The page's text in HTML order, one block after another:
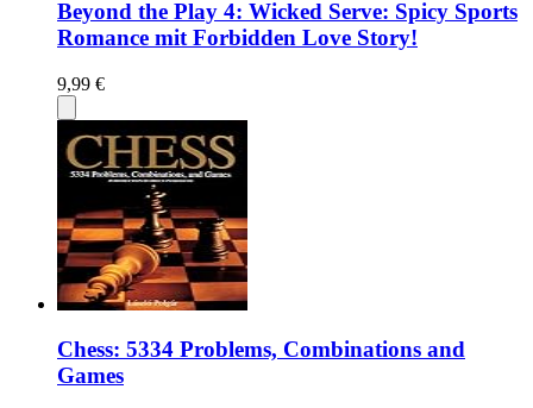
Beyond the Play 4: Wicked Serve: Spicy Sports
Romance mit Forbidden Love Story!
9,99 €
Chess: 5334 Problems, Combinations and
Games